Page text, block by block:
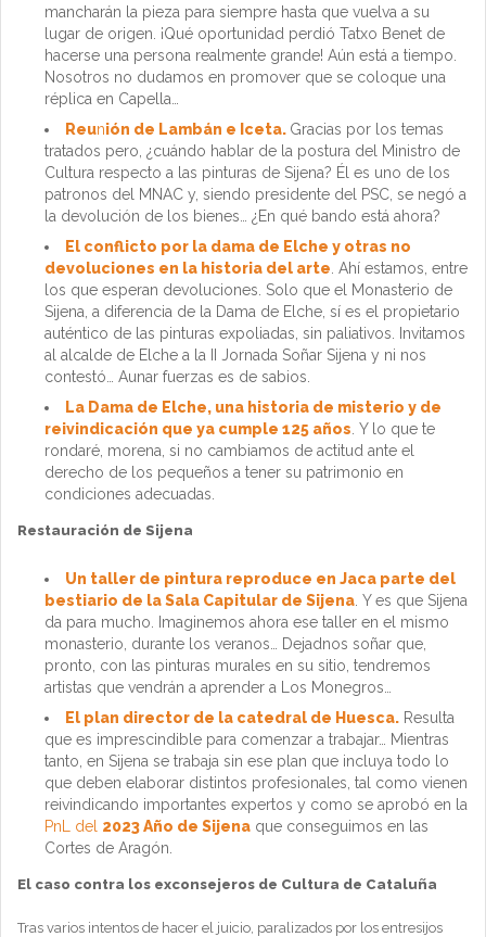
mancharán la pieza para siempre hasta que vuelva a su
lugar de origen. ¡Qué oportunidad perdió Tatxo Benet de
hacerse una persona realmente grande! Aún está a tiempo.
Nosotros no dudamos en promover que se coloque una
réplica en Capella…
Reunión de Lambán e Iceta. Gracias por los temas
tratados pero, ¿cuándo hablar de la postura del Ministro de
Cultura respecto a las pinturas de Sijena? Él es uno de los
patronos del MNAC y, siendo presidente del PSC, se negó a
la devolución de los bienes… ¿En qué bando está ahora?
El conflicto por la dama de Elche y otras no
devoluciones en la historia del arte . Ahí estamos, entre
los que esperan devoluciones. Solo que el Monasterio de
Sijena, a diferencia de la Dama de Elche, sí es el propietario
auténtico de las pinturas expoliadas, sin paliativos. Invitamos
al alcalde de Elche a la II Jornada Soñar Sijena y ni nos
contestó… Aunar fuerzas es de sabios.
La Dama de Elche, una historia de misterio y de
reivindicación que ya cumple 125 años . Y lo que te
rondaré, morena, si no cambiamos de actitud ante el
derecho de los pequeños a tener su patrimonio en
condiciones adecuadas.
Restauración de Sijena
Un taller de pintura reproduce en Jaca parte del
bestiario de la Sala Capitular de Sijena . Y es que Sijena
da para mucho. Imaginemos ahora ese taller en el mismo
monasterio, durante los veranos… Dejadnos soñar que,
pronto, con las pinturas murales en su sitio, tendremos
artistas que vendrán a aprender a Los Monegros…
El plan director de la catedral de Huesca. Resulta
que es imprescindible para comenzar a trabajar… Mientras
tanto, en Sijena se trabaja sin ese plan que incluya todo lo
que deben elaborar distintos profesionales, tal como vienen
reivindicando importantes expertos y como se aprobó en la
PnL del 2023 Año de Sijena que conseguimos en las
Cortes de Aragón.
El caso contra los exconsejeros de Cultura de Cataluña
Tras varios intentos de hacer el juicio, paralizados por los entresijos